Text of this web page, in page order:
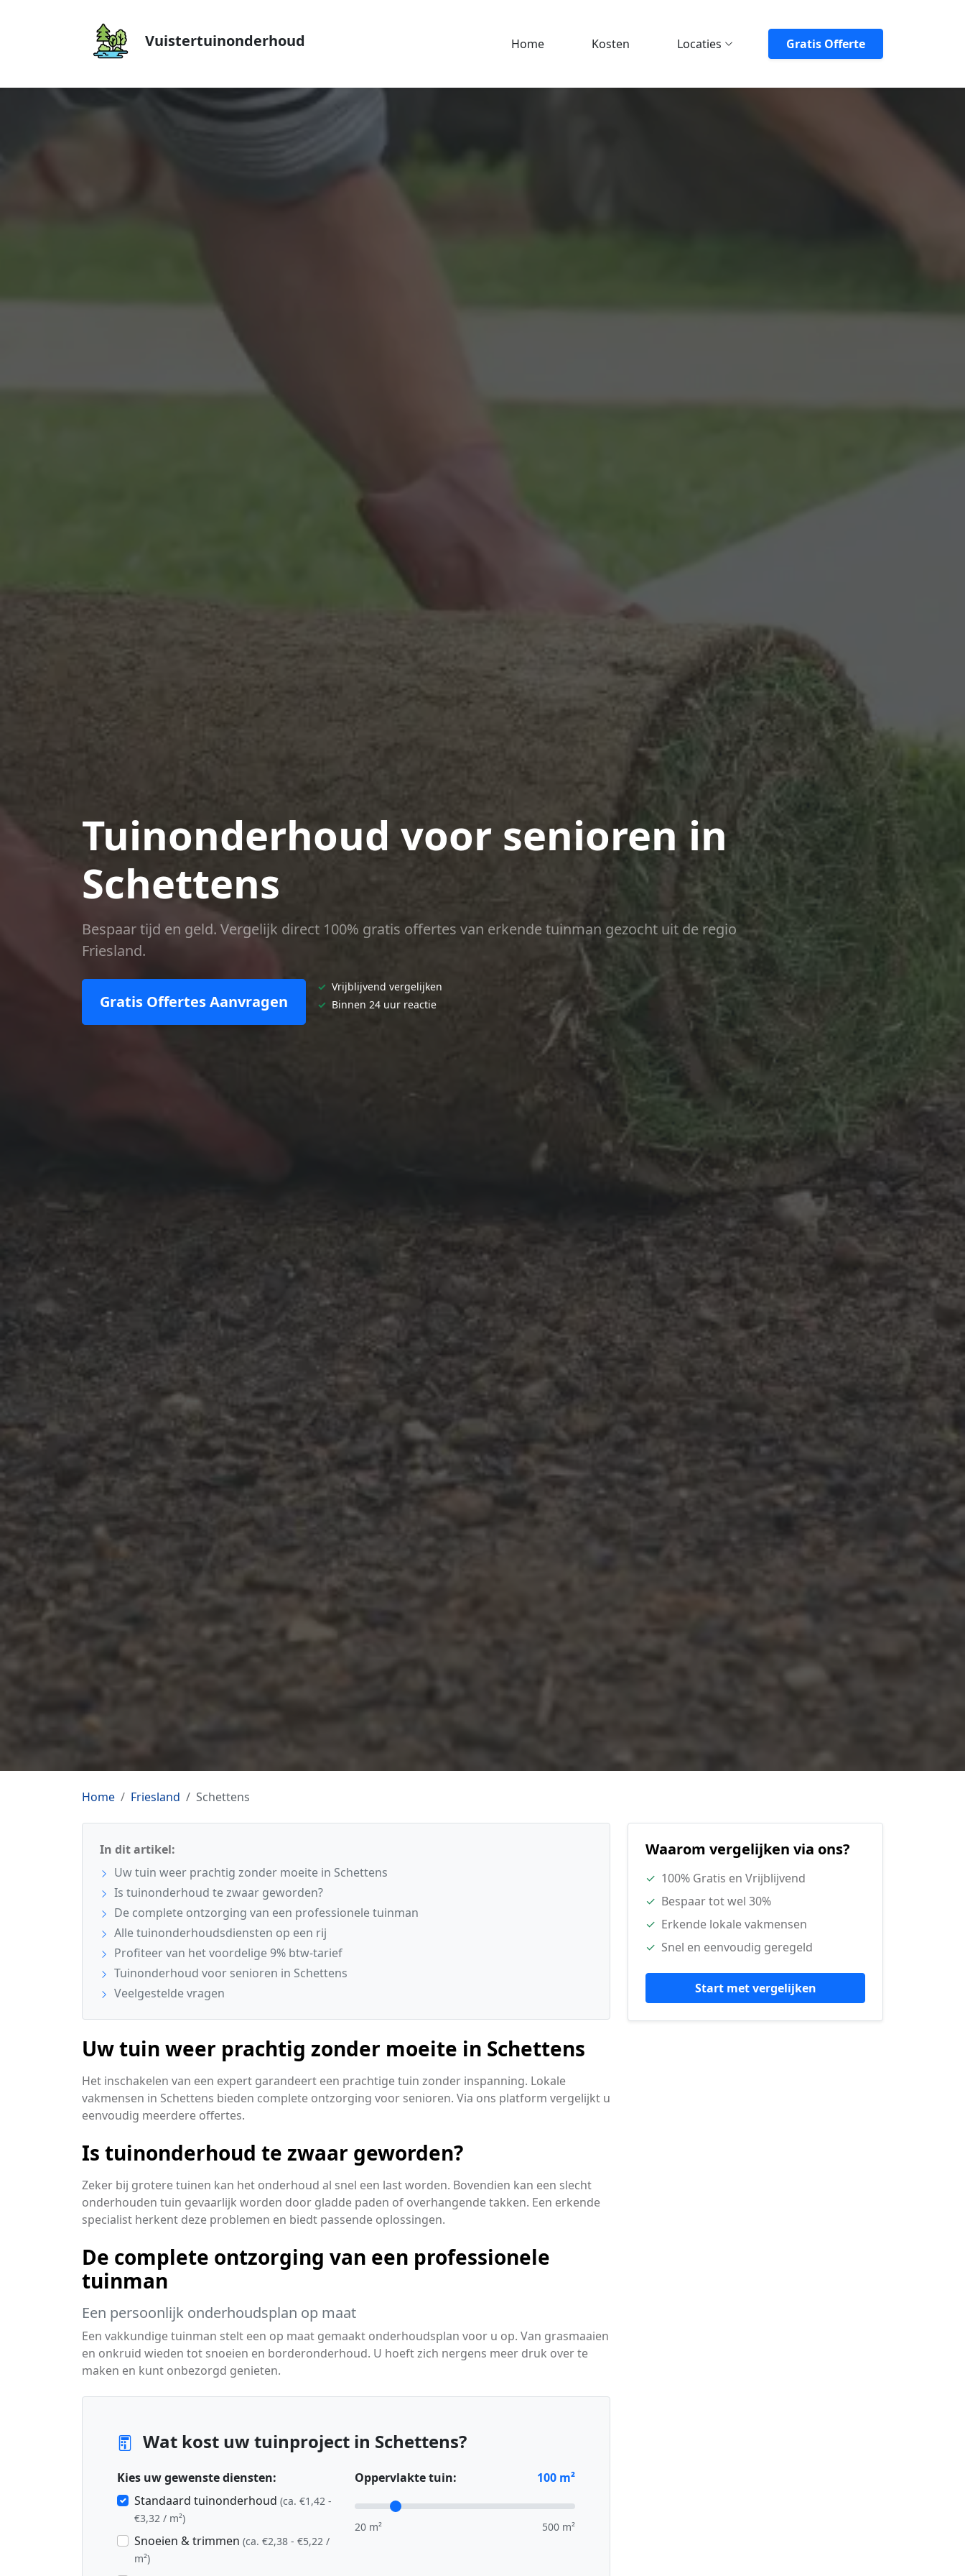
Vuistertuinonderhoud Home Kosten Locaties Gratis Offerte
Tuinonderhoud voor senioren in
Schettens
Bespaar tijd en geld. Vergelijk direct 100% gratis offertes van erkende tuinman gezocht uit de regio
Friesland.
Gratis Offertes Aanvragen
✓ Vrijblijvend vergelijken
✓ Binnen 24 uur reactie
Home Friesland Schettens
In dit artikel:
Uw tuin weer prachtig zonder moeite in Schettens
Is tuinonderhoud te zwaar geworden?
De complete ontzorging van een professionele tuinman
Alle tuinonderhoudsdiensten op een rij
Profiteer van het voordelige 9% btw-tarief
Tuinonderhoud voor senioren in Schettens
Veelgestelde vragen
Uw tuin weer prachtig zonder moeite in Schettens
Het inschakelen van een expert garandeert een prachtige tuin zonder inspanning. Lokale
vakmensen in Schettens bieden complete ontzorging voor senioren. Via ons platform vergelijkt u
eenvoudig meerdere offertes.
Is tuinonderhoud te zwaar geworden?
Zeker bij grotere tuinen kan het onderhoud al snel een last worden. Bovendien kan een slecht
onderhouden tuin gevaarlijk worden door gladde paden of overhangende takken. Een erkende
specialist herkent deze problemen en biedt passende oplossingen.
De complete ontzorging van een professionele
tuinman
Een persoonlijk onderhoudsplan op maat
Een vakkundige tuinman stelt een op maat gemaakt onderhoudsplan voor u op. Van grasmaaien
en onkruid wieden tot snoeien en borderonderhoud. U hoeft zich nergens meer druk over te
maken en kunt onbezorgd genieten.
Wat kost uw tuinproject in Schettens?
Kies uw gewenste diensten:
Standaard tuinonderhoud (ca. €1,42 -
€3,32 / m²)
Snoeien & trimmen (ca. €2,38 - €5,22 /
m²)
Oppervlakte tuin: 100 m²
20 m² 500 m²
Waarom vergelijken via ons?
✓ 100% Gratis en Vrijblijvend
✓ Bespaar tot wel 30%
✓ Erkende lokale vakmensen
✓ Snel en eenvoudig geregeld
Start met vergelijken